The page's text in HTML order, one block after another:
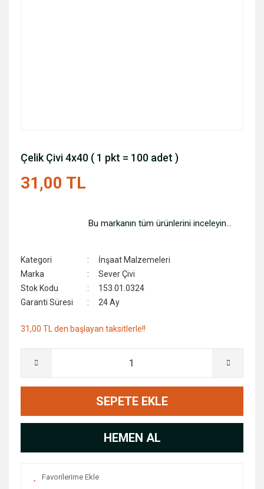
Çelik Çivi 4x40 ( 1 pkt = 100 adet )
31,00 TL
Bu markanın tüm ürünlerini inceleyin...
Kategori
İnşaat Malzemeleri
Marka
Sever Çivi
Stok Kodu
153.01.0324
Garanti Süresi
24 Ay
31,00 TL den başlayan taksitlerle!!
SEPETE EKLE
HEMEN AL